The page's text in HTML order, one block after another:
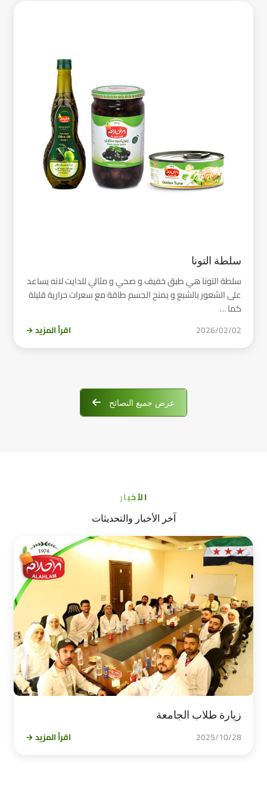
سلطة التونا
سلطة التونا هي طبق خفيف و صحي و مثالي للدايت لانه يساعد
على الشعور بالشبع و يمنح الجسم طاقة مع سعرات حرارية قليلة
كما …
2026/02/02 اقرأ المزيد →
عرض جميع النصائح
الأخبار
آخر الأخبار والتحديثات
زيارة طلاب الجامعة
2025/10/28 اقرأ المزيد →